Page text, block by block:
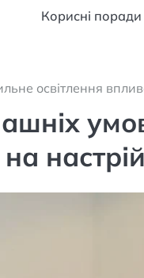
Корисні поради
освітлення